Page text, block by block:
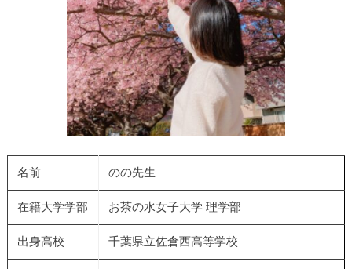
名前 のの先生
在籍大学学部 お茶の水女子大学 理学部
出身高校 千葉県立佐倉西高等学校